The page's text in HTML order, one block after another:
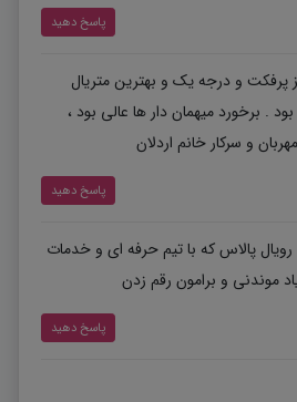
پاسخ دهید
پرفکت و درجه یک و بهترین متریال
. برخورد میهمان دار ها عالی بود ،
و سرکار خانم اردلان
پاسخ دهید
پالاس که با تیم حرفه ای و خدمات
موندنی و برامون رقم زدن
پاسخ دهید